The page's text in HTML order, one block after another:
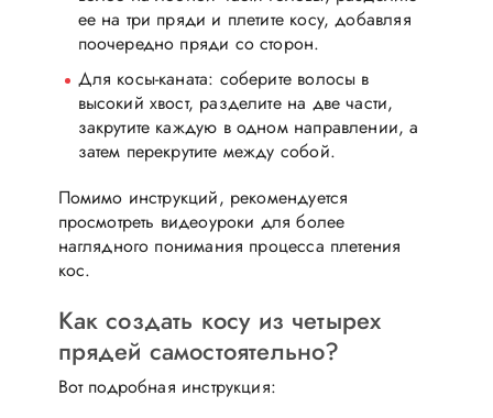
ее на три пряди и плетите косу, добавляя
поочередно пряди со сторон.
Для косы-каната: соберите волосы в
высокий хвост, разделите на две части,
закрутите каждую в одном направлении, а
затем перекрутите между собой.
Помимо инструкций, рекомендуется
просмотреть видеоуроки для более
наглядного понимания процесса плетения
кос.
Как создать косу из четырех
прядей самостоятельно?
Вот подробная инструкция: